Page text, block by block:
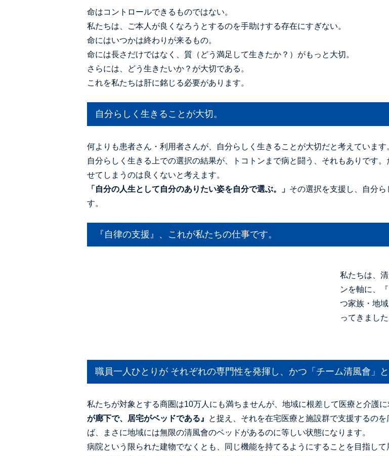
命はコントロールできるものではない。
私たちは、ご本人が良くなろうとするのを手助けする存在にすぎない。
命にはいつかは終わりが来るもの。
命には長さだけではなく、質（どう満足して生きたか？）がもっと大切。
さらには、どう生きたいか？が大切である。
これを私たちは肝に銘じる必要があります。
自分らしく生きることが大切。
何よりも患者さん・利用者さんが、自分らしく生きることが大切だと考えています
自分らしく生きる上での選択の結果が、トコトンまで病と闘う、それもありです
せてしまうのは良くないと考えます。
「自分の人生として自分のありたい姿を自分で選ぶ。」 その選択を支援し、自分
す。
『自律の支援』、これが私たちの仕事です。
私たちは、
ンを軸に、
つ家族・地
ってきました
職員一人ひとりが それぞれの専門性を発揮し、かつ「チーム清風會」
私たちが対象とする商圏は10万人にも満ちませんが、地域に根差して医療と介護
が廊下で、居宅がベッドである』
と捉え、それを在宅医療と施設群で支援するの
ば、まさに地域には無限の清風會のベッドがあるのに等しい状態になります。
病院という限られた建物でなくとも、同じ機能を持てるようにすることを目指して